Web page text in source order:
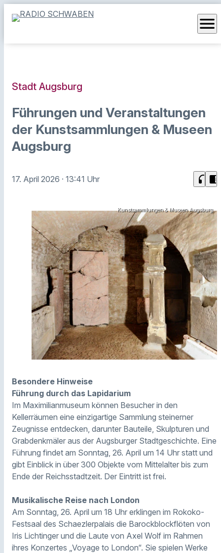
menu
Stadt Augsburg
Führungen und Veranstaltungen
der Kunstsammlungen & Museen
Augsburg
17. April 2026 · 13:41 Uhr headphones chrome_reader_mode
Kunstsammlungen & Museen Augsburg
Besondere Hinweise
Führung durch das Lapidarium
Im Maximilianmuseum können Besucher in den
Kellerräumen eine einzigartige Sammlung steinerner
Zeugnisse entdecken, darunter Bauteile, Skulpturen und
Grabdenkmäler aus der Augsburger Stadtgeschichte. Eine
Führung findet am Sonntag, 26. April um 14 Uhr statt und
gibt Einblick in über 300 Objekte vom Mittelalter bis zum
Ende der Reichsstadtzeit. Der Eintritt ist frei.
Musikalische Reise nach London
Am Sonntag, 26. April um 18 Uhr erklingen im Rokoko-
Festsaal des Schaezlerpalais die Barockblockflöten von
Iris Lichtinger und die Laute von Axel Wolf im Rahmen
ihres Konzertes „Voyage to London“. Sie spielen Werke